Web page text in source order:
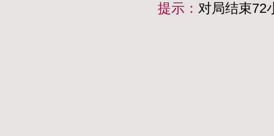
提示： 对局结束72